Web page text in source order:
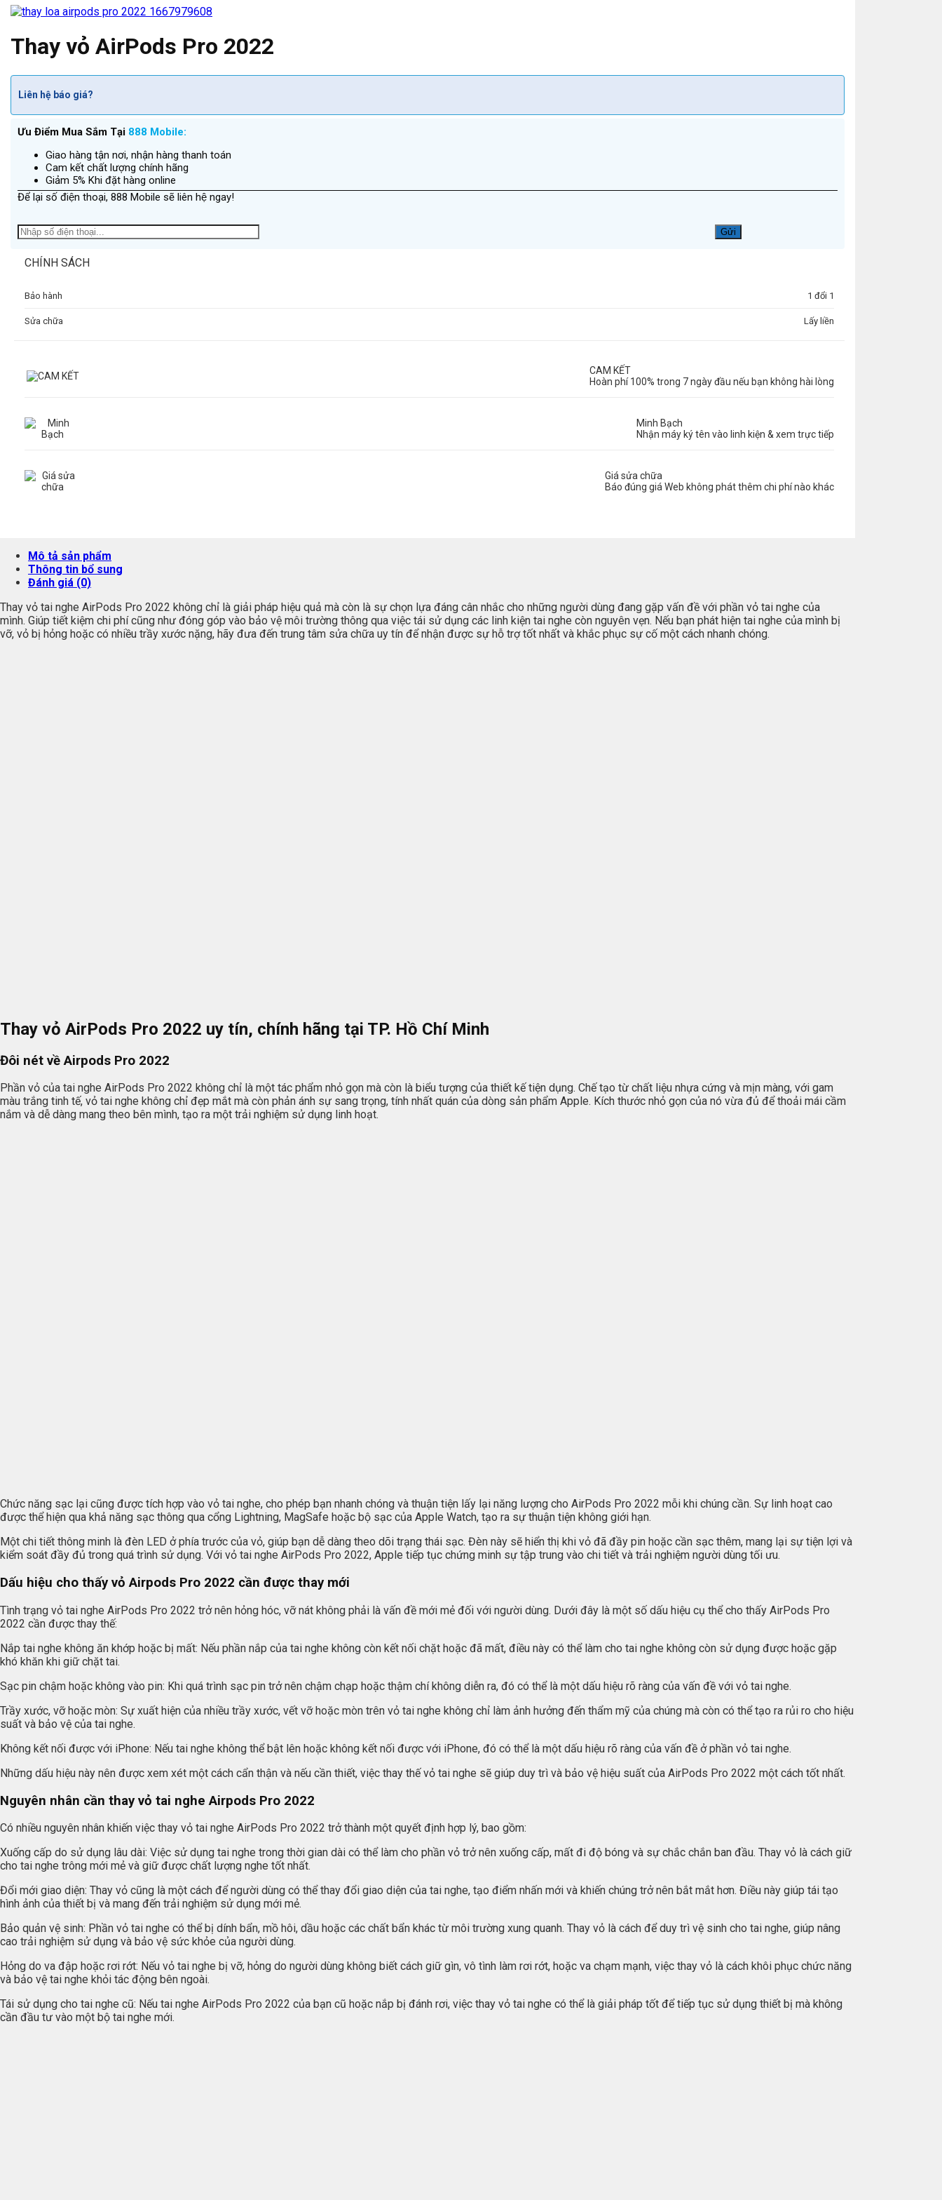
Thay vỏ AirPods Pro 2022
Liên hệ báo giá?
Ưu Điểm Mua Sắm Tại 888 Mobile:
Giao hàng tận nơi, nhận hàng thanh toán
Cam kết chất lượng chính hãng
Giảm 5% Khi đặt hàng online
Để lại số điện thoại, 888 Mobile sẽ liên hệ ngay!
CHÍNH SÁCH
Bảo hành 1 đổi 1
Sửa chữa Lấy liền
CAM KẾT
Hoàn phí 100% trong 7 ngày đầu nếu bạn không hài lòng
Minh Bạch
Nhận máy ký tên vào linh kiện & xem trực tiếp
Giá sửa chữa
Báo đúng giá Web không phát thêm chi phí nào khác
Mô tả sản phẩm
Thông tin bổ sung
Đánh giá (0)
Thay vỏ tai nghe AirPods Pro 2022 không chỉ là giải pháp hiệu quả mà còn là sự chọn lựa đáng cân nhắc cho những người dùng đang gặp vấn đề với phần vỏ tai nghe của
mình. Giúp tiết kiệm chi phí cũng như đóng góp vào bảo vệ môi trường thông qua việc tái sử dụng các linh kiện tai nghe còn nguyên vẹn. Nếu bạn phát hiện tai nghe của mình bị
vỡ, vỏ bị hỏng hoặc có nhiều trầy xước nặng, hãy đưa đến trung tâm sửa chữa uy tín để nhận được sự hỗ trợ tốt nhất và khắc phục sự cố một cách nhanh chóng.
Thay vỏ AirPods Pro 2022 uy tín, chính hãng tại TP. Hồ Chí Minh
Đôi nét về Airpods Pro 2022
Phần vỏ của tai nghe AirPods Pro 2022 không chỉ là một tác phẩm nhỏ gọn mà còn là biểu tượng của thiết kế tiện dụng. Chế tạo từ chất liệu nhựa cứng và mịn màng, với gam
màu trắng tinh tế, vỏ tai nghe không chỉ đẹp mắt mà còn phản ánh sự sang trọng, tính nhất quán của dòng sản phẩm Apple. Kích thước nhỏ gọn của nó vừa đủ để thoải mái cầm
nắm và dễ dàng mang theo bên mình, tạo ra một trải nghiệm sử dụng linh hoạt.
Chức năng sạc lại cũng được tích hợp vào vỏ tai nghe, cho phép bạn nhanh chóng và thuận tiện lấy lại năng lượng cho AirPods Pro 2022 mỗi khi chúng cần. Sự linh hoạt cao
được thể hiện qua khả năng sạc thông qua cổng Lightning, MagSafe hoặc bộ sạc của Apple Watch, tạo ra sự thuận tiện không giới hạn.
Một chi tiết thông minh là đèn LED ở phía trước của vỏ, giúp bạn dễ dàng theo dõi trạng thái sạc. Đèn này sẽ hiển thị khi vỏ đã đầy pin hoặc cần sạc thêm, mang lại sự tiện lợi và
kiểm soát đầy đủ trong quá trình sử dụng. Với vỏ tai nghe AirPods Pro 2022, Apple tiếp tục chứng minh sự tập trung vào chi tiết và trải nghiệm người dùng tối ưu.
Dấu hiệu cho thấy vỏ Airpods Pro 2022 cần được thay mới
Tình trạng vỏ tai nghe AirPods Pro 2022 trở nên hỏng hóc, vỡ nát không phải là vấn đề mới mẻ đối với người dùng. Dưới đây là một số dấu hiệu cụ thể cho thấy AirPods Pro
2022 cần được thay thế:
Nắp tai nghe không ăn khớp hoặc bị mất: Nếu phần nắp của tai nghe không còn kết nối chặt hoặc đã mất, điều này có thể làm cho tai nghe không còn sử dụng được hoặc gặp
khó khăn khi giữ chặt tai.
Sạc pin chậm hoặc không vào pin: Khi quá trình sạc pin trở nên chậm chạp hoặc thậm chí không diễn ra, đó có thể là một dấu hiệu rõ ràng của vấn đề với vỏ tai nghe.
Trầy xước, vỡ hoặc mòn: Sự xuất hiện của nhiều trầy xước, vết vỡ hoặc mòn trên vỏ tai nghe không chỉ làm ảnh hưởng đến thẩm mỹ của chúng mà còn có thể tạo ra rủi ro cho hiệu
suất và bảo vệ của tai nghe.
Không kết nối được với iPhone: Nếu tai nghe không thể bật lên hoặc không kết nối được với iPhone, đó có thể là một dấu hiệu rõ ràng của vấn đề ở phần vỏ tai nghe.
Những dấu hiệu này nên được xem xét một cách cẩn thận và nếu cần thiết, việc thay thế vỏ tai nghe sẽ giúp duy trì và bảo vệ hiệu suất của AirPods Pro 2022 một cách tốt nhất.
Nguyên nhân cần thay vỏ tai nghe Airpods Pro 2022
Có nhiều nguyên nhân khiến việc thay vỏ tai nghe AirPods Pro 2022 trở thành một quyết định hợp lý, bao gồm:
Xuống cấp do sử dụng lâu dài: Việc sử dụng tai nghe trong thời gian dài có thể làm cho phần vỏ trở nên xuống cấp, mất đi độ bóng và sự chắc chắn ban đầu. Thay vỏ là cách giữ
cho tai nghe trông mới mẻ và giữ được chất lượng nghe tốt nhất.
Đổi mới giao diện: Thay vỏ cũng là một cách để người dùng có thể thay đổi giao diện của tai nghe, tạo điểm nhấn mới và khiến chúng trở nên bắt mắt hơn. Điều này giúp tái tạo
hình ảnh của thiết bị và mang đến trải nghiệm sử dụng mới mẻ.
Bảo quản vệ sinh: Phần vỏ tai nghe có thể bị dính bẩn, mồ hôi, dầu hoặc các chất bẩn khác từ môi trường xung quanh. Thay vỏ là cách để duy trì vệ sinh cho tai nghe, giúp nâng
cao trải nghiệm sử dụng và bảo vệ sức khỏe của người dùng.
Hỏng do va đập hoặc rơi rớt: Nếu vỏ tai nghe bị vỡ, hỏng do người dùng không biết cách giữ gìn, vô tình làm rơi rớt, hoặc va chạm mạnh, việc thay vỏ là cách khôi phục chức năng
và bảo vệ tai nghe khỏi tác động bên ngoài.
Tái sử dụng cho tai nghe cũ: Nếu tai nghe AirPods Pro 2022 của bạn cũ hoặc nắp bị đánh rơi, việc thay vỏ tai nghe có thể là giải pháp tốt để tiếp tục sử dụng thiết bị mà không
cần đầu tư vào một bộ tai nghe mới.